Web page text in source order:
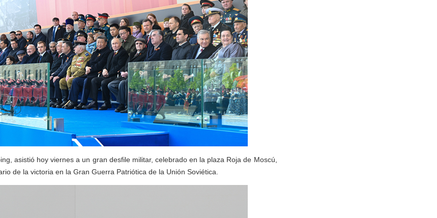
asistió hoy viernes a un gran desfile militar, celebrado en la plaza Roja de Moscú,
de la victoria en la Gran Guerra Patriótica de la Unión Soviética.